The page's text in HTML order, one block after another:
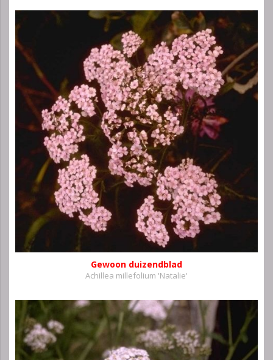
Gewoon duizendblad
Achillea millefolium 'Natalie'